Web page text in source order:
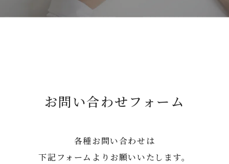
お問い合わせフォーム
各種お問い合わせは
下記フォームよりお願いいたします。